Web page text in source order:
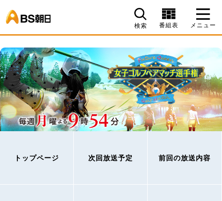
検索 番組表 メニュー
トップページ 次回放送予定 前回の放送内容